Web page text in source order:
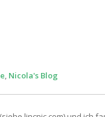
, Nicola's Blog